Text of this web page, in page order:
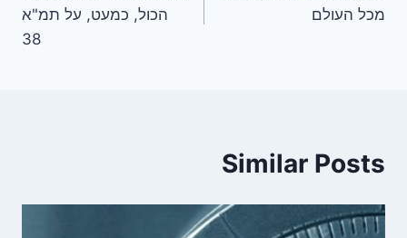
מכל העולם
הכול, כמעט, על תמ"א
38
Similar Posts